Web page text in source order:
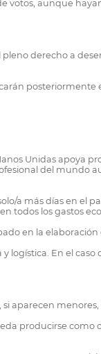
votos, aunque
derecho a
posteriormente
Unidas apoya
del mundo
a más días en el
todos los gastos
en la
logística. En el
aparecen
producirse como